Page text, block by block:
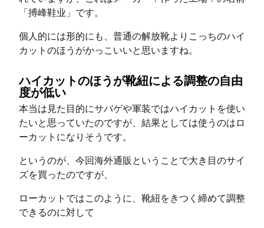
「搏峰鞋业」です。
個人的には形的にも、普通の解放靴よりこっちのハイ
カットのほうがかっこいいと思いますね。
ハイカットのほうが靴紐による調整の自由
度が低い
本当は見た目的にサバゲや軍装ではハイカットを使い
たいと思っていたのですが、結果としては使うのはロ
ーカットになりそうです。
というのが、今回海外通販ということで大き目のサイ
ズを買ったのですが、
ローカットではこのように、靴紐をきつく締めて調整
できるのに対して